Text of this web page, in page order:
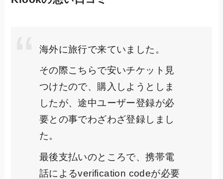
海外に旅行で来ていました。
その際こちらで安いチケット見
つけたので、購入しようとしま
したが、途中ユーザー登録が必
要との事でわざわざ登録しまし
た。
最後支払いのところで、携帯電
話によるverification codeが必要